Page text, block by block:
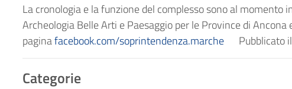
La cronologia e la funzione del complesso sono al
Archeologia Belle Arti e Paesaggio per le Province di
paginafacebook.com/soprintendenza.marche Pubblicato
Categorie